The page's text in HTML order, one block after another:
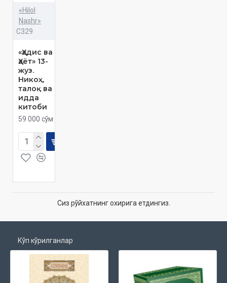
«Hilol
Nashr»
C329
«Ҳадис ва
Ҳаёт» 13-
жуз.
Никоҳ,
талоқ ва
идда
китоби
59 000 сўм
Сиз рўйхатнинг охирига етдингиз.
Кўп кўрилганлар